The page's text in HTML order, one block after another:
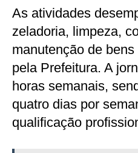
As atividades
zeladoria, limpeza,
manutenção de
pela Prefeitura. A
horas semanais,
quatro dias por
qualificação